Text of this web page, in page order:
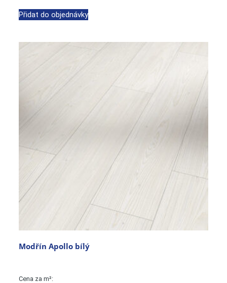
Přidat do objednávky
Modřín Apollo bílý
Cena za m²: